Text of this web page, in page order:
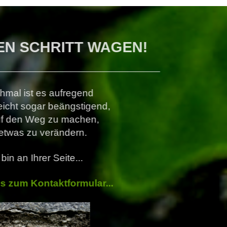
ERSTEN SCHRITT WAGEN!
Manchmal ist es aufregend
oder vielleicht sogar beängstigend,
sich auf den Weg zu machen,
um etwas zu verändern.
Ich bin an Ihrer Seite...
Hier geht's zum Kontaktformular...